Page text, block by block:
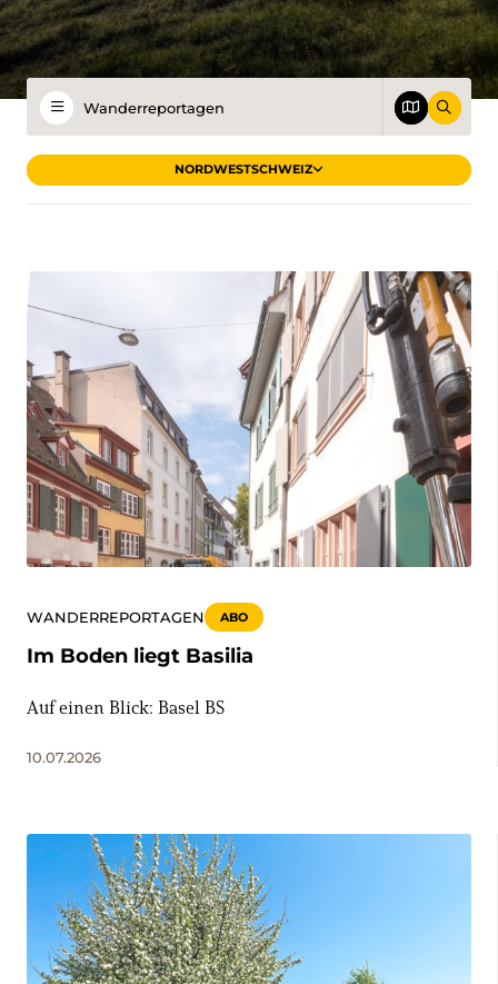
NORDWESTSCHWEIZ
WANDERREPORTAGEN ABO
Im Boden liegt Basilia
Auf einen Blick: Basel BS
10.07.2026